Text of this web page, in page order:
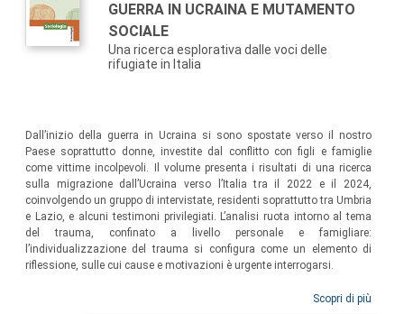
GUERRA IN UCRAINA E MUTAMENTO
SOCIALE
Una ricerca esplorativa dalle voci delle
rifugiate in Italia
Dall’inizio della guerra in Ucraina si sono spostate verso il nostro
Paese soprattutto donne, investite dal conflitto con figli e famiglie
come vittime incolpevoli. Il volume presenta i risultati di una ricerca
sulla migrazione dall’Ucraina verso l’Italia tra il 2022 e il 2024,
coinvolgendo un gruppo di intervistate, residenti soprattutto tra Umbria
e Lazio, e alcuni testimoni privilegiati. L’analisi ruota intorno al tema
del trauma, confinato a livello personale e famigliare:
l’individualizzazione del trauma si configura come un elemento di
riflessione, sulle cui cause e motivazioni è urgente interrogarsi.
Scopri di più